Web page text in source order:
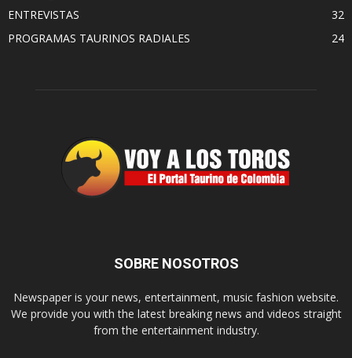
ENTREVISTAS
32
PROGRAMAS TAURINOS RADIALES
24
SOBRE NOSOTROS
Newspaper is your news, entertainment, music fashion website.
We provide you with the latest breaking news and videos straight
from the entertainment industry.